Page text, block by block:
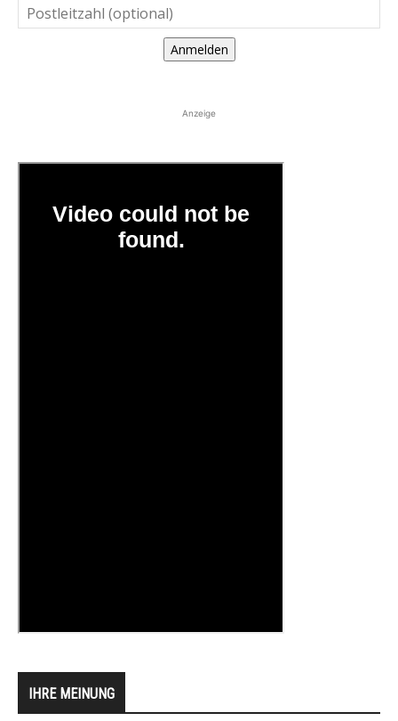
Anmelden
Anzeige
IHRE MEINUNG